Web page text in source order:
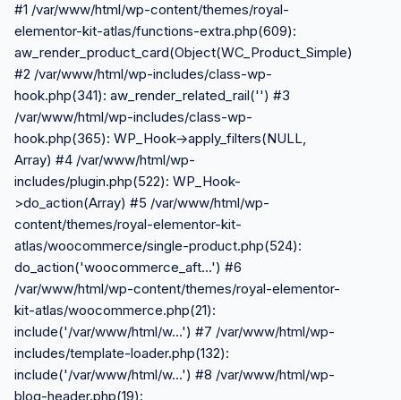
#1 /var/www/html/wp-content/themes/royal-
elementor-kit-atlas/functions-extra.php(609):
aw_render_product_card(Object(WC_Product_Simple))
#2 /var/www/html/wp-includes/class-wp-
hook.php(341): aw_render_related_rail('') #3
/var/www/html/wp-includes/class-wp-
hook.php(365): WP_Hook->apply_filters(NULL,
Array) #4 /var/www/html/wp-
includes/plugin.php(522): WP_Hook-
>do_action(Array) #5 /var/www/html/wp-
content/themes/royal-elementor-kit-
atlas/woocommerce/single-product.php(524):
do_action('woocommerce_aft...') #6
/var/www/html/wp-content/themes/royal-elementor-
kit-atlas/woocommerce.php(21):
include('/var/www/html/w...') #7 /var/www/html/wp-
includes/template-loader.php(132):
include('/var/www/html/w...') #8 /var/www/html/wp-
blog-header.php(19):